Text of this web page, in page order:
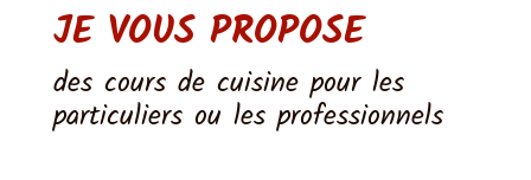
JE VOUS PROPOSE
des cours de cuisine pour les
particuliers ou les professionnels